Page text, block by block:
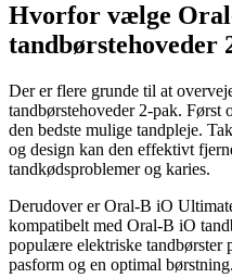
Hvorfor vælge
tandbørstehoveder
Der er flere grunde til at
tandbørstehoveder 2-pak. Først
den bedste mulige tandpleje.
og design kan den effektivt
tandkødsproblemer og karies.
Derudover er Oral-B iO
kompatibelt med Oral-B iO
populære elektriske tandbørster
pasform og en optimal børstning.